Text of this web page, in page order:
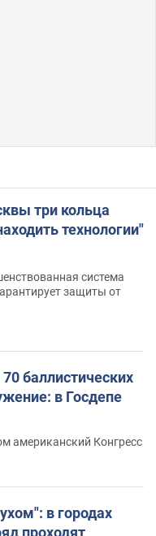
три кольца
технологии"
система
защиты от
баллистических
в Госдепе
американский Конгресс
в городах
проходят